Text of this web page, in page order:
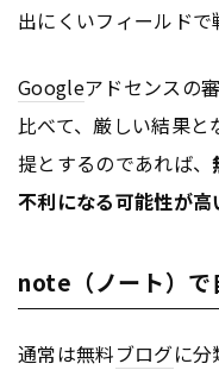
出にくいフィールドで
Googleアドセンスの
比べて、厳しい結果
提とするのであれば、
不利になる可能性が高
note（ノート）で
通常は無料ブログに